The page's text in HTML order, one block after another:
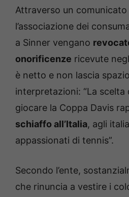
Attraverso un
l’associazione dei
a Sinner vengano
onorificenze ricevute
è netto e non lascia
interpretazioni: “La scelta
giocare la Coppa Davis
schiaffo all’Italia, agli
appassionati di tennis”.
Secondo l’ente,
che rinuncia a vestire i